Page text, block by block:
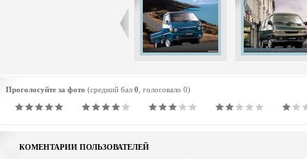
Проголосуйте за фото (средний бал 0 , голосовало 0)
КОМЕНТАРИИ ПОЛЬЗОВАТЕЛЕЙ